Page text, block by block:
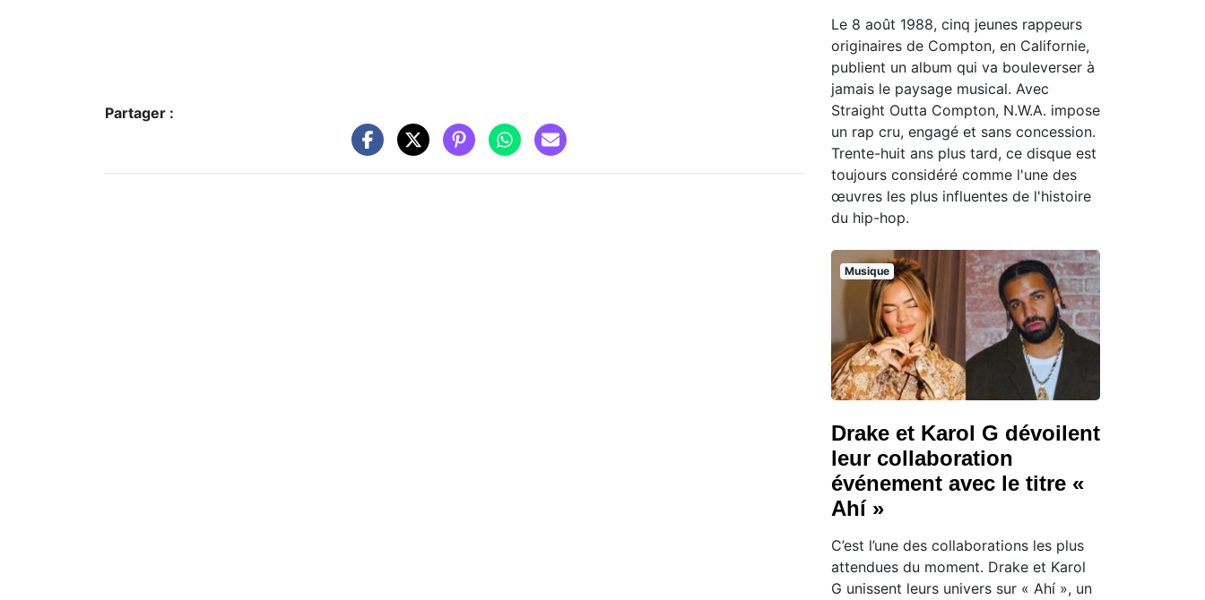
Partager :
Le 8 août 1988, cinq jeunes rappeurs
originaires de Compton, en Californie,
publient un album qui va bouleverser à
jamais le paysage musical. Avec
Straight Outta Compton, N.W.A. impose
un rap cru, engagé et sans concession.
Trente-huit ans plus tard, ce disque est
toujours considéré comme l'une des
œuvres les plus influentes de l'histoire
du hip-hop.
Musique
Drake et Karol G dévoilent
leur collaboration
événement avec le titre «
Ahí »
C’est l’une des collaborations les plus
attendues du moment. Drake et Karol
G unissent leurs univers sur « Ahí », un